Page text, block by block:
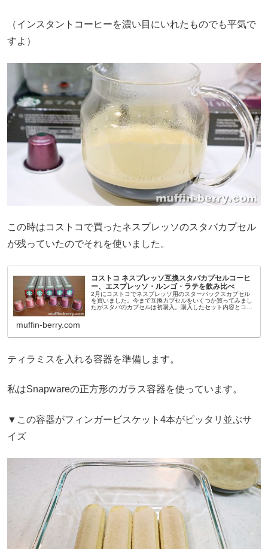
（インスタントコーヒーを濃い目にいれたものでも平気で
すよ）
この時はコストコで買ったネスプレッソのスタバカプセル
が残っていたのでそれを使いました。
コストコ ネスプレッソ互換スタバカプセルコーヒ
ー、エスプレッソ・ルンゴ・ラテを飲み比べ
2月にコストコでネスプレッソ用のスターバックスカプセル
を買いました。今まで互換カプセルをいくつか買ってみまし
たがスタバのカプセルは初購入。購入したセット内容とコー
muffin-berry.com
ティラミスを入れる容器を準備します。
私はSnapwareの正方形のガラス容器を使っています。
▼この容器がフィンガービスケット4本がピッタリ並ぶサ
イズ